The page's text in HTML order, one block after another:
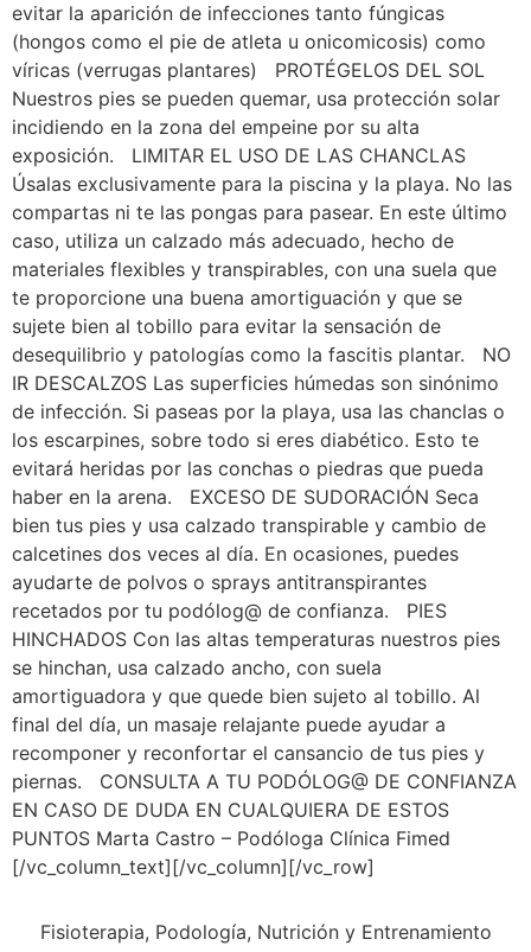
evitar la aparición de infecciones tanto fúngicas
(hongos como el pie de atleta u onicomicosis) como
víricas (verrugas plantares) PROTÉGELOS DEL SOL
Nuestros pies se pueden quemar, usa protección solar
incidiendo en la zona del empeine por su alta
exposición. LIMITAR EL USO DE LAS CHANCLAS
Úsalas exclusivamente para la piscina y la playa. No las
compartas ni te las pongas para pasear. En este último
caso, utiliza un calzado más adecuado, hecho de
materiales flexibles y transpirables, con una suela que
te proporcione una buena amortiguación y que se
sujete bien al tobillo para evitar la sensación de
desequilibrio y patologías como la fascitis plantar. NO
IR DESCALZOS Las superficies húmedas son sinónimo
de infección. Si paseas por la playa, usa las chanclas o
los escarpines, sobre todo si eres diabético. Esto te
evitará heridas por las conchas o piedras que pueda
haber en la arena. EXCESO DE SUDORACIÓN Seca
bien tus pies y usa calzado transpirable y cambio de
calcetines dos veces al día. En ocasiones, puedes
ayudarte de polvos o sprays antitranspirantes
recetados por tu podólog@ de confianza. PIES
HINCHADOS Con las altas temperaturas nuestros pies
se hinchan, usa calzado ancho, con suela
amortiguadora y que quede bien sujeto al tobillo. Al
final del día, un masaje relajante puede ayudar a
recomponer y reconfortar el cansancio de tus pies y
piernas. CONSULTA A TU PODÓLOG@ DE CONFIANZA
EN CASO DE DUDA EN CUALQUIERA DE ESTOS
PUNTOS Marta Castro – Podóloga Clínica Fimed
[/vc_column_text][/vc_column][/vc_row]
Fisioterapia, Podología, Nutrición y Entrenamiento